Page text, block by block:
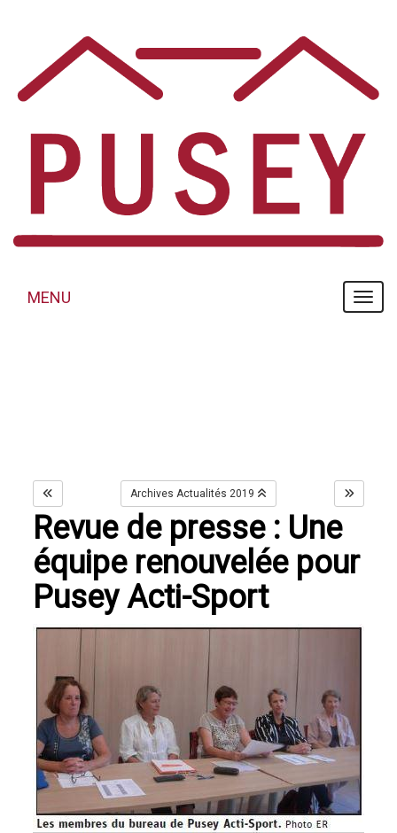
MENU
MENU
Archives Actualités 2019
Revue de presse : Une
équipe renouvelée pour
Pusey Acti-Sport